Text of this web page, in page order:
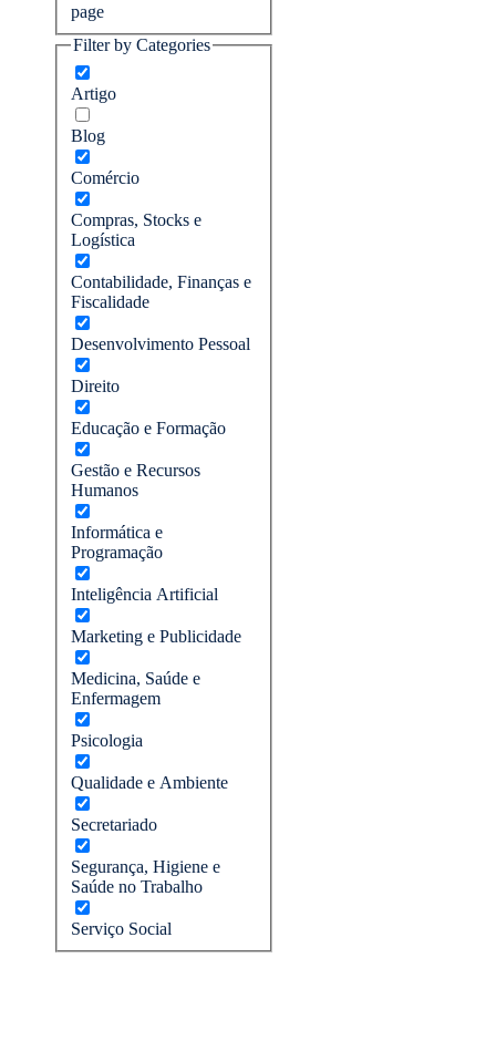
page
Filter by Categories
Artigo
Blog
Comércio
Compras, Stocks e
Logística
Contabilidade, Finanças e
Fiscalidade
Desenvolvimento Pessoal
Direito
Educação e Formação
Gestão e Recursos
Humanos
Informática e
Programação
Inteligência Artificial
Marketing e Publicidade
Medicina, Saúde e
Enfermagem
Psicologia
Qualidade e Ambiente
Secretariado
Segurança, Higiene e
Saúde no Trabalho
Serviço Social